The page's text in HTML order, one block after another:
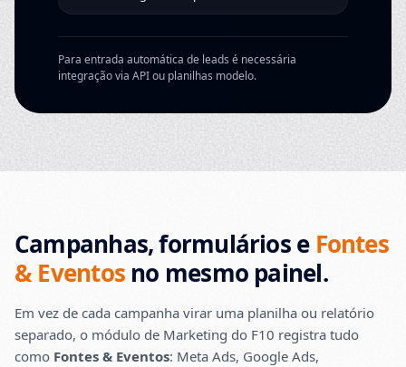
Para entrada automática de leads é necessária
integração via API ou planilhas modelo.
Campanhas, formulários e Fontes
& Eventosno mesmo painel.
Em vez de cada campanha virar uma planilha ou relatório
separado, o módulo de Marketing do F10 registra tudo
como Fontes & Eventos: Meta Ads, Google Ads,